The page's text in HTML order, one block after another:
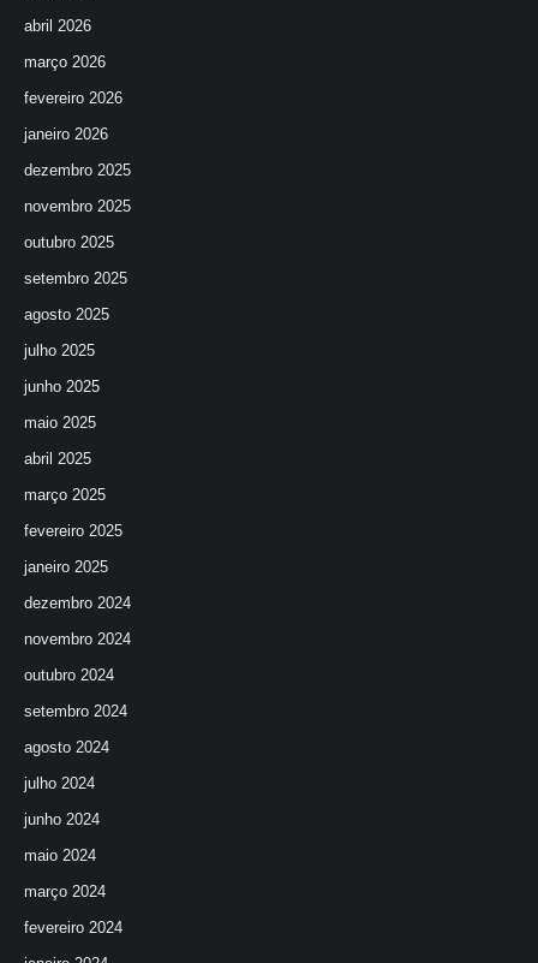
abril 2026
março 2026
fevereiro 2026
janeiro 2026
dezembro 2025
novembro 2025
outubro 2025
setembro 2025
agosto 2025
julho 2025
junho 2025
maio 2025
abril 2025
março 2025
fevereiro 2025
janeiro 2025
dezembro 2024
novembro 2024
outubro 2024
setembro 2024
agosto 2024
julho 2024
junho 2024
maio 2024
março 2024
fevereiro 2024